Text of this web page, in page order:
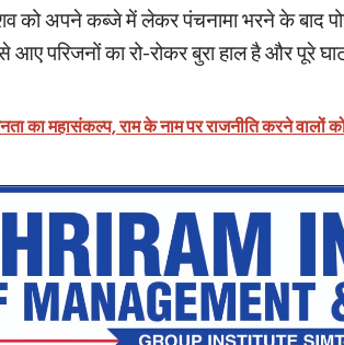
को अपने कब्जे में लेकर पंचनामा भरने के बाद
आए परिजनों का रो-रोकर बुरा हाल है और पूरे
का महासंकल्प, राम के नाम पर राजनीति करने वालों